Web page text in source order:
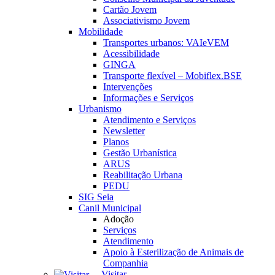
Cartão Jovem
Associativismo Jovem
Mobilidade
Transportes urbanos: VAIeVEM
Acessibilidade
GINGA
Transporte flexível – Mobiflex.BSE
Intervenções
Informações e Serviços
Urbanismo
Atendimento e Serviços
Newsletter
Planos
Gestão Urbanística
ARUS
Reabilitação Urbana
PEDU
SIG Seia
Canil Municipal
Adoção
Serviços
Atendimento
Apoio à Esterilização de Animais de
Companhia